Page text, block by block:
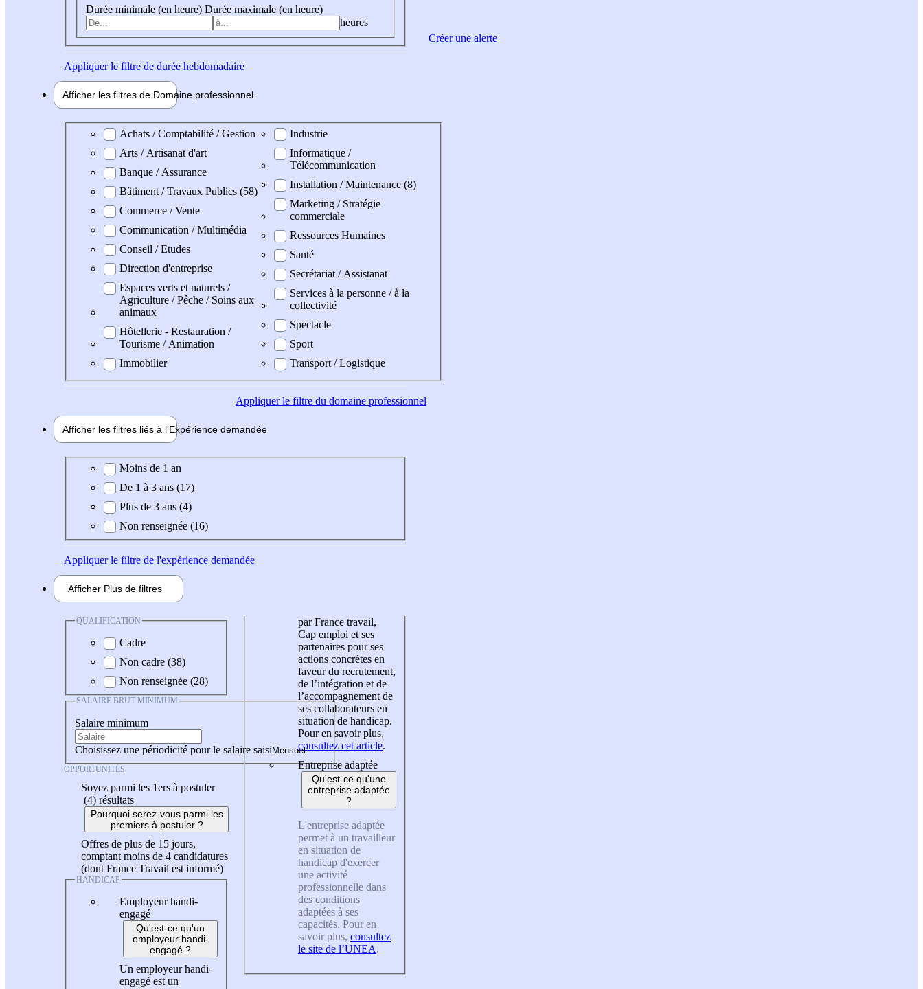
Durée minimale (en heure) Durée maximale (en heure)
heures
Appliquerle filtre de durée hebdomadaire
Afficher les filtres de Domaine professionnel
Domaine professionel
Achats / Comptabilité / Gestion
Arts / Artisanat d'art
Banque / Assurance
Bâtiment / Travaux Publics (58)
Commerce / Vente
Communication / Multimédia
Conseil / Etudes
Direction d'entreprise
Espaces verts et naturels /
Agriculture / Pêche / Soins aux
animaux
Hôtellerie - Restauration /
Tourisme / Animation
Immobilier
Industrie
Informatique /
Télécommunication
Installation / Maintenance (8)
Marketing / Stratégie
commerciale
Ressources Humaines
Santé
Secrétariat / Assistanat
Services à la personne / à la
collectivité
Spectacle
Sport
Transport / Logistique
Appliquerle filtre du domaine professionnel
Afficher les filtres liés à l'Expérience demandée
Expérience demandée
Moins de 1 an
De 1 à 3 ans (17)
Plus de 3 ans (4)
Non renseignée (16)
Appliquerle filtre de l'expérience demandée
Afficher Plus de filtres
QUALIFICATION
Cadre
Non cadre (38)
Non renseignée (28)
SALAIRE BRUT MINIMUM
Salaire minimum
Choisissez une périodicité pour le salaire saisi
OPPORTUNITÉS
Soyez parmi les 1ers à postuler
(4) résultats
Pourquoi serez-vous parmi les
premiers à postuler ?
Offres de plus de 15 jours,
comptant moins de 4 candidatures
(dont France Travail est informé)
HANDICAP
Employeur handi-
engagé
Qu'est-ce qu'un
employeur handi-
engagé ?
Un employeur handi-
engagé est un
par France travail,
Cap emploi et ses
partenaires pour ses
actions concrètes en
faveur du recrutement,
de l’intégration et de
l’accompagnement de
ses collaborateurs en
situation de handicap.
Pour en savoir plus,
consultez cet article.
Entreprise adaptée
Qu'est-ce qu'une
entreprise adaptée
?
L'entreprise adaptée
permet à un travailleur
en situation de
handicap d'exercer
une activité
professionnelle dans
des conditions
adaptées à ses
capacités. Pour en
savoir plus, consultez
le site de l’UNEA.
Créer une alerte